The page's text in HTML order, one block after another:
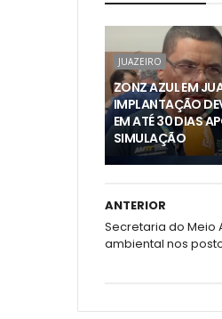
JUAZEIRO
ZONZ AZUL EM
IMPLANTAÇÃO
EM ATÉ 30 DIAS
SIMULAÇÃO
ANTERIOR
Secretaria do Meio
ambiental nos